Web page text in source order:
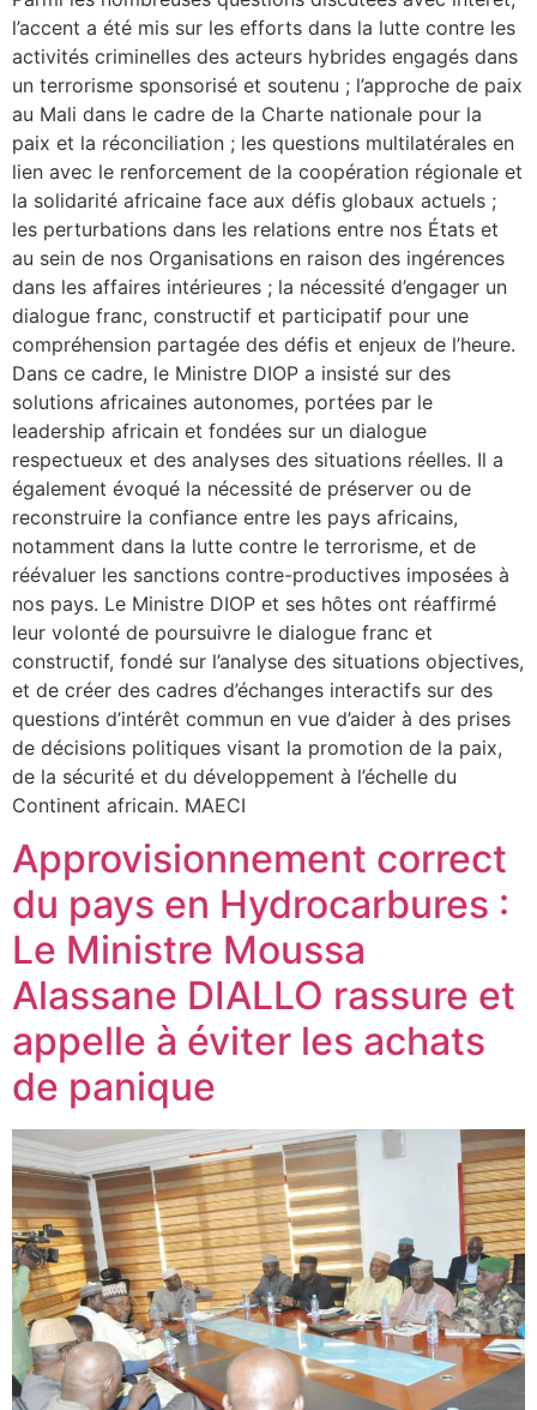
l’accent a été mis sur les efforts dans la lutte contre les
activités criminelles des acteurs hybrides engagés dans
un terrorisme sponsorisé et soutenu ; l’approche de paix
au Mali dans le cadre de la Charte nationale pour la
paix et la réconciliation ; les questions multilatérales en
lien avec le renforcement de la coopération régionale et
la solidarité africaine face aux défis globaux actuels ;
les perturbations dans les relations entre nos États et
au sein de nos Organisations en raison des ingérences
dans les affaires intérieures ; la nécessité d’engager un
dialogue franc, constructif et participatif pour une
compréhension partagée des défis et enjeux de l’heure.
Dans ce cadre, le Ministre DIOP a insisté sur des
solutions africaines autonomes, portées par le
leadership africain et fondées sur un dialogue
respectueux et des analyses des situations réelles. Il a
également évoqué la nécessité de préserver ou de
reconstruire la confiance entre les pays africains,
notamment dans la lutte contre le terrorisme, et de
réévaluer les sanctions contre-productives imposées à
nos pays. Le Ministre DIOP et ses hôtes ont réaffirmé
leur volonté de poursuivre le dialogue franc et
constructif, fondé sur l’analyse des situations objectives,
et de créer des cadres d’échanges interactifs sur des
questions d’intérêt commun en vue d’aider à des prises
de décisions politiques visant la promotion de la paix,
de la sécurité et du développement à l’échelle du
Continent africain. MAECI
Approvisionnement correct
du pays en Hydrocarbures :
Le Ministre Moussa
Alassane DIALLO rassure et
appelle à éviter les achats
de panique